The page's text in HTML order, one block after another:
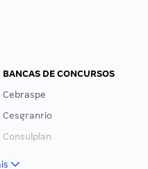
BANCAS DE CONCURSOS
Cebraspe
Cesgranrio
Consulplan